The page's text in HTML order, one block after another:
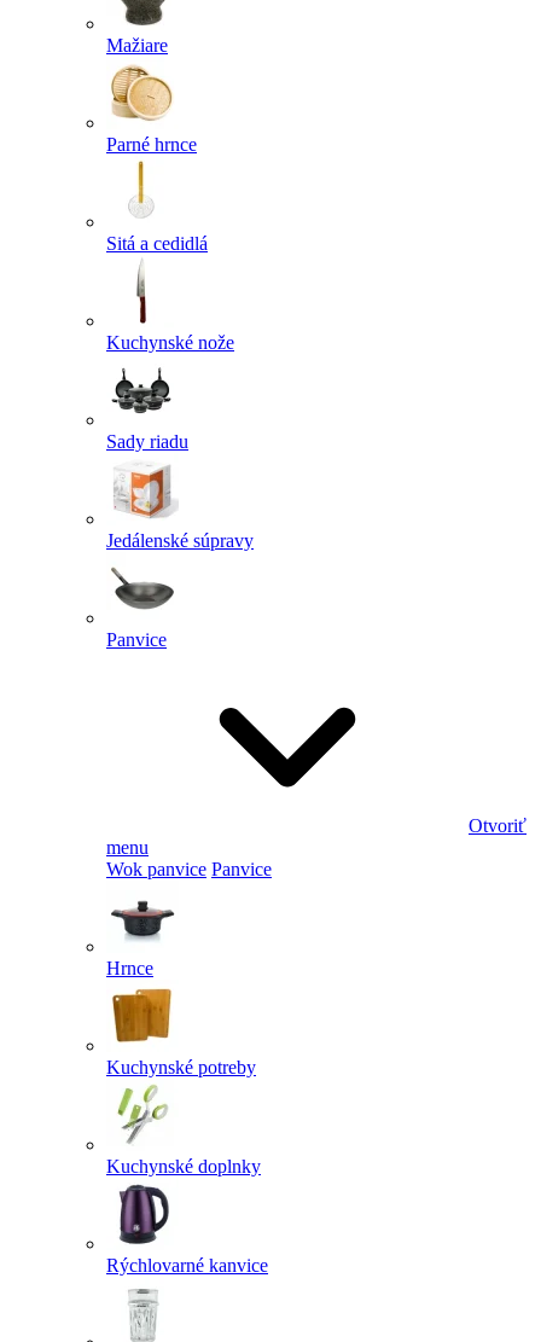
Mažiare
Parné hrnce
Sitá a cedidlá
Kuchynské nože
Sady riadu
Jedálenské súpravy
Panvice
Otvoriť
menu
Wok panvice Panvice
Hrnce
Kuchynské potreby
Kuchynské doplnky
Rýchlovarné kanvice